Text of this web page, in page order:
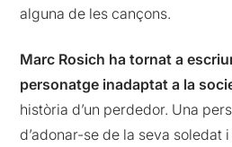
alguna de les cançons.
Marc Rosich ha tornat a
personatge inadaptat a la
història d’un perdedor. Una
d’adonar-se de la seva soledat